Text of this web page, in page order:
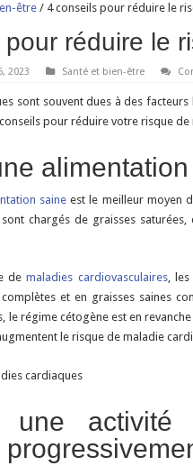
être / 4 conseils pour réduire le
réduire le
2023 Santé et bien-être
sont souvent dues à des
pour réduire votre risque
saineest le meilleur moyen
chargés de graisses
demaladies cardiovasculaires, les
complètes et en graisses saines
le régime cétogène est en
le risque de maladie
une activité